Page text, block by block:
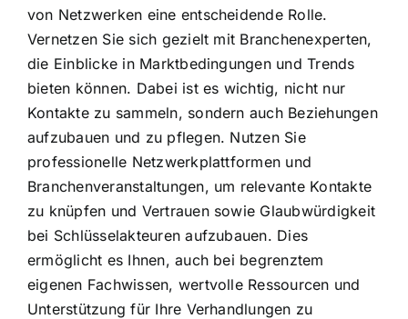
von Netzwerken eine entscheidende Rolle.
Vernetzen Sie sich gezielt mit Branchenexperten,
die Einblicke in Marktbedingungen und Trends
bieten können. Dabei ist es wichtig, nicht nur
Kontakte zu sammeln, sondern auch Beziehungen
aufzubauen und zu pflegen. Nutzen Sie
professionelle Netzwerkplattformen und
Branchenveranstaltungen, um relevante Kontakte
zu knüpfen und Vertrauen sowie Glaubwürdigkeit
bei Schlüsselakteuren aufzubauen. Dies
ermöglicht es Ihnen, auch bei begrenztem
eigenen Fachwissen, wertvolle Ressourcen und
Unterstützung für Ihre Verhandlungen zu